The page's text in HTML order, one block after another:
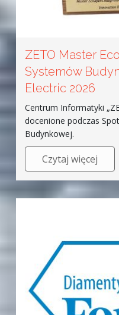
ZETO Master
Systemów
Electric 2026
Centrum Informatyki
docenione podczas
Budynkowej.
Czytaj więcej